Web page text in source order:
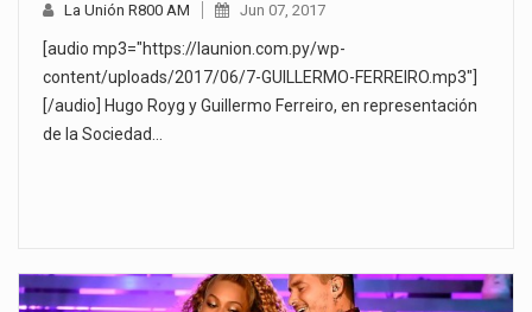
La Unión R800 AM Jun 07, 2017
[audio mp3="https://launion.com.py/wp-
content/uploads/2017/06/7-GUILLERMO-FERREIRO.mp3"]
[/audio] Hugo Royg y Guillermo Ferreiro, en representación
de la Sociedad…